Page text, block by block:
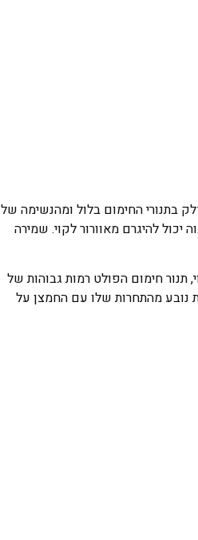
בתנורי החימום בלול ומהנשימה של
להיגרם מאוורור לקוי. שמירה
חימום הפולט רמות גבוהות של
נובע מהתחרות שלו עם החמצן על